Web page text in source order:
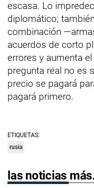
escasa. Lo
diplomático;
combinación
acuerdos de corto
errores y aumenta
pregunta real no es
precio se pagará
pagará primero.
ETIQUETAS:
rusia
las noticias